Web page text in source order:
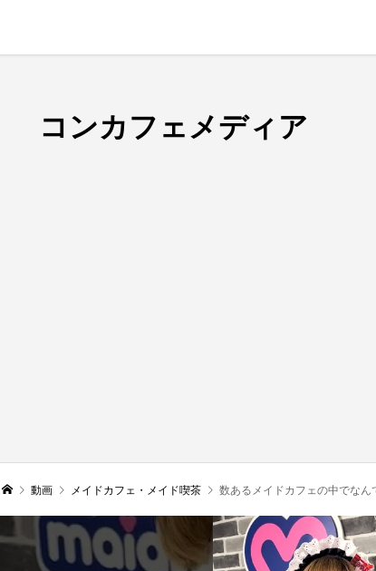
コンカフェメディア
動画 メイドカフェ・メイド喫茶 数あるメイドカフェの中でなんで「め